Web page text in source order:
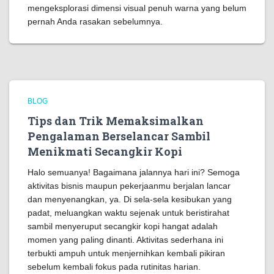
mengeksplorasi dimensi visual penuh warna yang belum
pernah Anda rasakan sebelumnya.
BLOG
Tips dan Trik Memaksimalkan
Pengalaman Berselancar Sambil
Menikmati Secangkir Kopi
Halo semuanya! Bagaimana jalannya hari ini? Semoga
aktivitas bisnis maupun pekerjaanmu berjalan lancar
dan menyenangkan, ya. Di sela-sela kesibukan yang
padat, meluangkan waktu sejenak untuk beristirahat
sambil menyeruput secangkir kopi hangat adalah
momen yang paling dinanti. Aktivitas sederhana ini
terbukti ampuh untuk menjernihkan kembali pikiran
sebelum kembali fokus pada rutinitas harian.